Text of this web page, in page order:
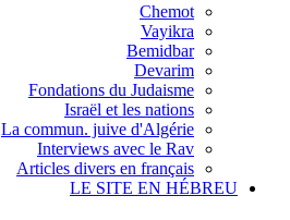
Chemot
Vayikra
Bemidbar
Devarim
Fondations du Judaisme
Israël et les nations
La commun. juive d'Algérie
Interviews avec le Rav
Articles divers en français
LE SITE EN HÉBREU